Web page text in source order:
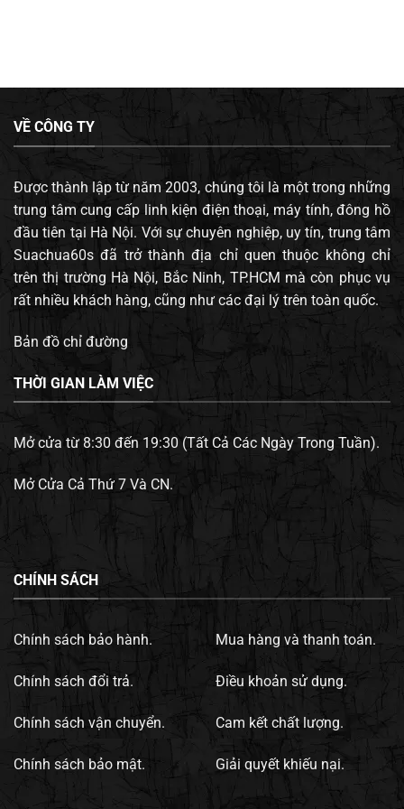
VỀ CÔNG TY
Được thành lập từ năm 2003, chúng tôi là một trong những
trung tâm cung cấp linh kiện điện thoại, máy tính, đông hồ
đầu tiên tại Hà Nội. Với sự chuyên nghiệp, uy tín, trung tâm
Suachua60s đã trở thành địa chỉ quen thuộc không chỉ
trên thị trường Hà Nội, Bắc Ninh, TP.HCM mà còn phục vụ
rất nhiều khách hàng, cũng như các đại lý trên toàn quốc.
Bản đồ chỉ đường
THỜI GIAN LÀM VIỆC
Mở cửa từ 8:30 đến 19:30 (Tất Cả Các Ngày Trong Tuần).
Mở Cửa Cả Thứ 7 Và CN.
CHÍNH SÁCH
Chính sách bảo hành.
Chính sách đổi trả.
Chính sách vận chuyển.
Chính sách bảo mật.
Mua hàng và thanh toán.
Điều khoản sử dụng.
Cam kết chất lượng.
Giải quyết khiếu nại.